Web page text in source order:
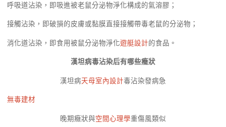
呼吸道沾染，即吸進被老鼠分泌物淨化構成的氣溶膠；
接觸沾染，即破損的皮膚或黏膜直接接觸帶毒老鼠的分泌物；
消化道沾染，即食用被鼠分泌物淨化遊艇設計的食品。
漢坦病毒沾染后有哪些癥狀
漢坦病天母室內設計毒沾染發病急
無毒建材
晚期癥狀與空間心理學重傷風類似